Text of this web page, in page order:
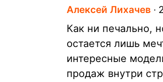
Алексей Лихачев ∙
Как ни печально,
остается лишь
интересные
продаж внутри